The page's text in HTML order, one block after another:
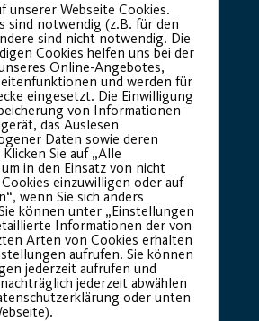
Premium Partner:
unserer Webseite Cookies.
sind notwendig (z.B. für den
sind nicht notwendig. Die
Cookies helfen uns bei der
Online-Angebotes,
und werden für
eingesetzt. Die Einwilligung
von Informationen
das Auslesen
Daten sowie deren
Sie auf „Alle
in den Einsatz von nicht
einzuwilligen oder auf
wenn Sie sich anders
können unter „Einstellungen
Informationen der von
Arten von Cookies erhalten
aufrufen. Sie können
jederzeit aufrufen und
jederzeit abwählen
oder unten